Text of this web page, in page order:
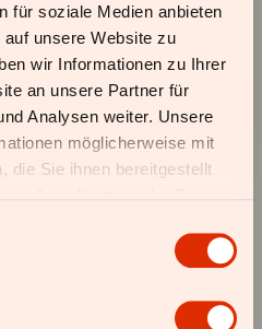
für soziale Medien anbieten
unsere Website zu
wir Informationen zu Ihrer
an unsere Partner für
Analysen weiter. Unsere
möglicherweise mit
die Sie ihnen bereitgestellt